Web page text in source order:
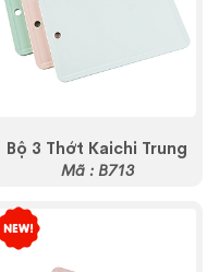
Bộ 3 Thớt Kaichi Trung
Mã : B713